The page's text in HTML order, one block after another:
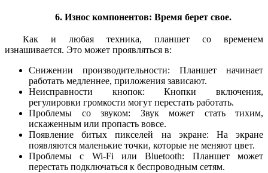
6. Износ компонентов: Время берет свое.
Как и любая техника, планшет со временем
изнашивается. Это может проявляться в:
Снижении производительности: Планшет начинает
работать медленнее, приложения зависают.
Неисправности кнопок: Кнопки включения,
регулировки громкости могут перестать работать.
Проблемы со звуком: Звук может стать тихим,
искаженным или пропасть вовсе.
Появление битых пикселей на экране: На экране
появляются маленькие точки, которые не меняют цвет.
Проблемы с Wi-Fi или Bluetooth: Планшет может
перестать подключаться к беспроводным сетям.